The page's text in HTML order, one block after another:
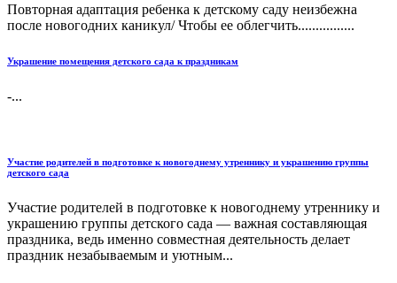
Повторная адаптация ребенка к детскому саду неизбежна
после новогодних каникул/ Чтобы ее облегчить................
Украшение помещения детского сада к праздникам
-...
Участие родителей в подготовке к новогоднему утреннику и украшению группы
детского сада
Участие родителей в подготовке к новогоднему утреннику и
украшению группы детского сада — важная составляющая
праздника, ведь именно совместная деятельность делает
праздник незабываемым и уютным...